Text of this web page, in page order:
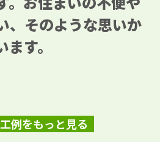
、そのような思いか
す。
例をもっと見る